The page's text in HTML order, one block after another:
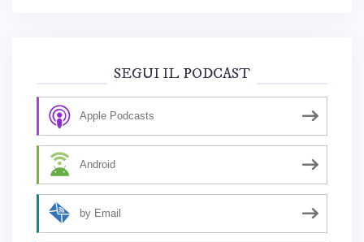
SEGUI IL PODCAST
Apple Podcasts
Android
by Email